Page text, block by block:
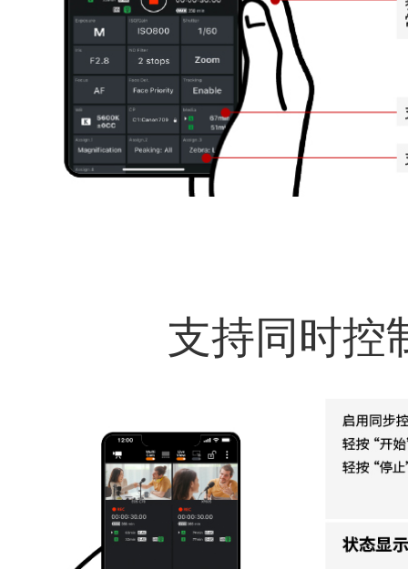
自动检测和创建摄像机组
支持自动检测摄像机功能，快速建立与智能手机的连接，
直观方便；
摄像机组最多可设置5 组，每组最多设置4台摄像机，实
现最多20台摄像机的连接。
* 图片与插图均为示意图。